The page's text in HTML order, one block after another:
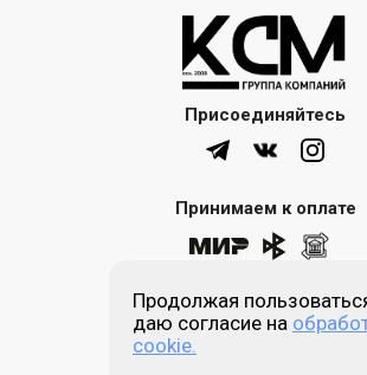
Присоединяйтесь
Принимаем к оплате
8 (861) 205-00-
Звонок бесплатный
Продолжая
даю согласие на
cookie.